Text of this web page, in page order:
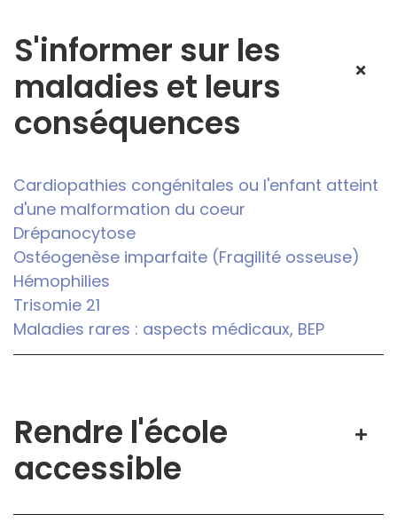
S'informer sur les
maladies et leurs
conséquences
Cardiopathies congénitales ou l'enfant atteint
d'une malformation du coeur
Drépanocytose
Ostéogenèse imparfaite (Fragilité osseuse)
Hémophilies
Trisomie 21
Maladies rares : aspects médicaux, BEP
Rendre l'école
accessible